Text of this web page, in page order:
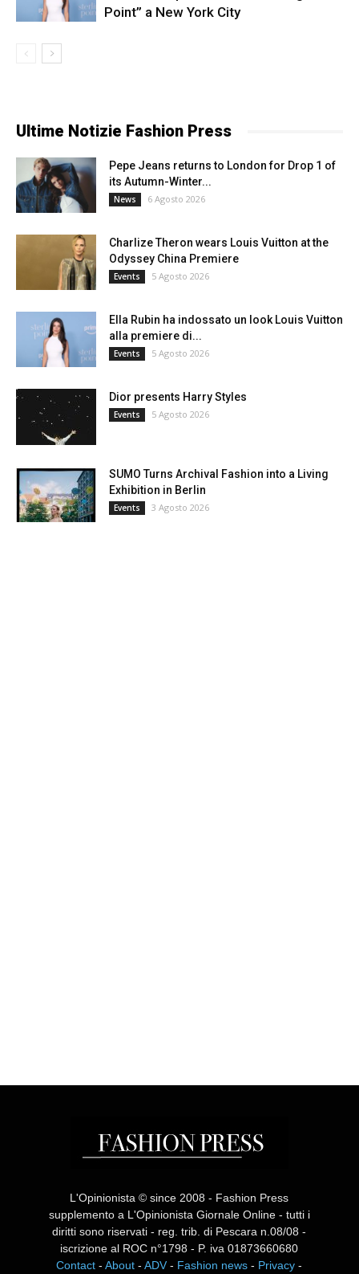
Point” a New York City
Ultime Notizie Fashion Press
Pepe Jeans returns to London for Drop 1 of
its Autumn-Winter...
News 6 Agosto 2026
Charlize Theron wears Louis Vuitton at the
Odyssey China Premiere
Events 5 Agosto 2026
Ella Rubin ha indossato un look Louis Vuitton
alla premiere di...
Events 5 Agosto 2026
Dior presents Harry Styles
Events 5 Agosto 2026
SUMO Turns Archival Fashion into a Living
Exhibition in Berlin
Events 3 Agosto 2026
L'Opinionista © since 2008 - Fashion Press
supplemento a L'Opinionista Giornale Online - tutti i
diritti sono riservati - reg. trib. di Pescara n.08/08 -
iscrizione al ROC n°1798 - P. iva 01873660680
Contact -About -ADV - Fashion news - Privacy -